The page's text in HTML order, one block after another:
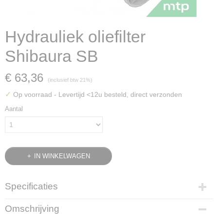
Hydrauliek oliefilter
Shibaura SB
€ 63,36 (inclusief btw 21%)
✓ Op voorraad - Levertijd <12u besteld, direct verzonden
Aantal
IN WINKELWAGEN
Specificaties
Bruto gewicht
0,90 Kg
Omschrijving